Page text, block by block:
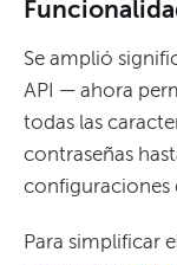
Se amplió
API — ahora
todas las
contraseñas
configuraciones
Para simplificar